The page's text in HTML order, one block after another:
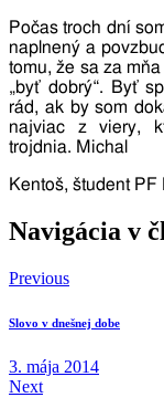
Počas troch dní
naplnený a
tomu, že sa za
„byť dobrý“. Byť
rád, ak by som
najviac z viery,
trojdnia. Michal
Kentoš, študent PF
Navigácia v
Previous
Slovo v dnešnej dobe
3. mája 2014
Next